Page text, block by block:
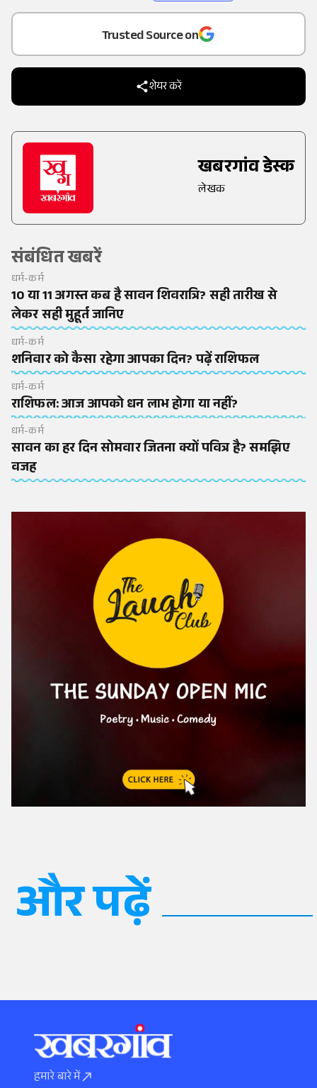
as a
Trusted Source on
शेयर करें
खबरगांव डेस्क
लेखक
संबंधित खबरें
धर्म-कर्म
10 या 11 अगस्त कब है सावन शिवरात्रि? सही तारीख से
लेकर सही मुहूर्त जानिए
धर्म-कर्म
शनिवार को कैसा रहेगा आपका दिन? पढ़ें राशिफल
धर्म-कर्म
राशिफल: आज आपको धन लाभ होगा या नहीं?
धर्म-कर्म
सावन का हर दिन सोमवार जितना क्यों पवित्र है? समझिए
वजह
और पढ़ें
हमारे बारे में